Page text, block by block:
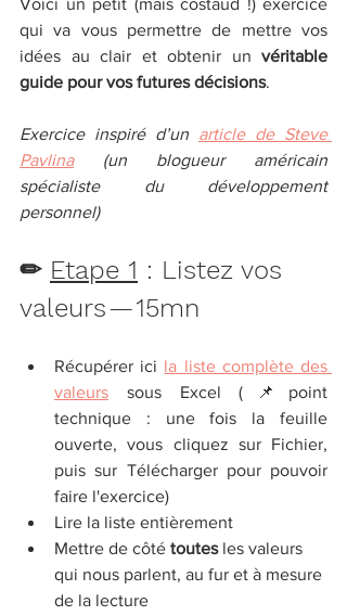
Voici un petit (mais costaud !) exercice
qui va vous permettre de mettre vos
idées au clair et obtenir un véritable
guide pour vos futures décisions.
Exercice inspiré d’un article de Steve
Pavlina (un blogueur américain
spécialiste du développement
personnel)
✏ Etape 1 : Listez vos
valeurs — 15mn
Récupérer ici la liste complète des
valeurs sous Excel (📌point
technique : une fois la feuille
ouverte, vous cliquez sur Fichier,
puis sur Télécharger pour pouvoir
faire l'exercice)
Lire la liste entièrement
Mettre de côté toutes les valeurs
qui nous parlent, au fur et à mesure
de la lecture